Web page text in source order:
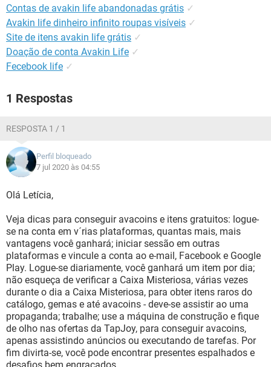
Contas de avakin life abandonadas grátis ✓
Avakin life dinheiro infinito roupas visíveis ✓
Site de itens avakin life grátis ✓
Doação de conta Avakin Life ✓
Fecebook life ✓
1 Respostas
RESPOSTA 1 / 1
Perfil bloqueado
7 jul 2020 às 04:55
Olá Letícia,
Veja dicas para conseguir avacoins e itens gratuitos: logue-
se na conta em v´rias plataformas, quantas mais, mais
vantagens você ganhará; iniciar sessão em outras
plataformas e vincule a conta ao e-mail, Facebook e Google
Play. Logue-se diariamente, você ganhará um item por dia;
não esqueça de verificar a Caixa Misteriosa, várias vezes
durante o dia a Caixa Misteriosa, para obter itens raros do
catálogo, gemas e até avacoins - deve-se assistir ao uma
propaganda; trabalhe; use a máquina de construção e fique
de olho nas ofertas da TapJoy, para conseguir avacoins,
apenas assistindo anúncios ou executando de tarefas. Por
fim divirta-se, você pode encontrar presentes espalhados e